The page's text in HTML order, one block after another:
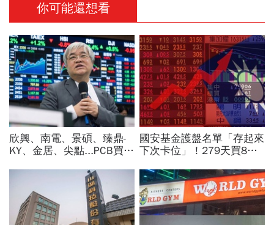
你可能還想看
欣興、南電、景碩、臻鼎-
KY、金居、尖點...PCB買誰
11月末升段首選，V轉反彈
國安基金護盤名單「存起來
下次卡位」！279天買8檔
電...唯一金融股是它